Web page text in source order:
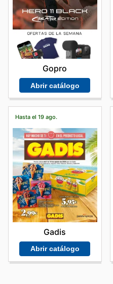
Gopro
Abrir catálogo
Hasta el 19 ago.
Gadis
Abrir catálogo